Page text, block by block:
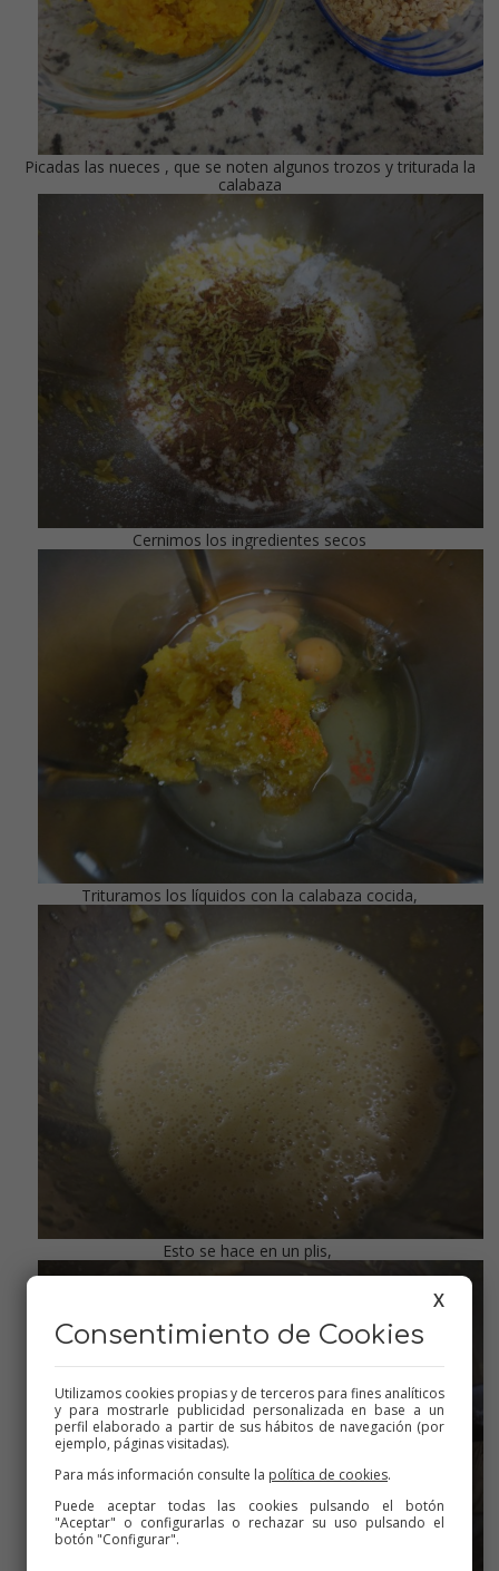
Picadas las nueces , que se noten algunos trozos y triturada la
calabaza
Cernimos los ingredientes secos
Trituramos los líquidos con la calabaza cocida,
Esto se hace en un plis,
X
Consentimiento de Cookies
Utilizamos cookies propias y de terceros para fines analíticos
y para mostrarle publicidad personalizada en base a un
perfil elaborado a partir de sus hábitos de navegación (por
ejemplo, páginas visitadas).
Para más información consulte la política de cookies.
Puede aceptar todas las cookies pulsando el botón
"Aceptar" o configurarlas o rechazar su uso pulsando el
botón "Configurar".